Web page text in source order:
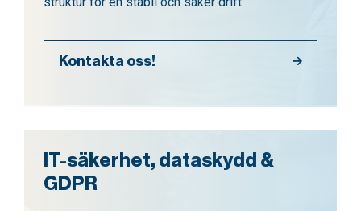
Kontakta oss!
IT-säkerhet, dataskydd &
GDPR